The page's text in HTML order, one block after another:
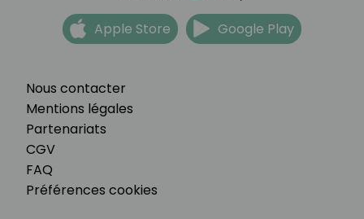
Nous contacter
Mentions légales
Partenariats
CGV
FAQ
Préférences cookies
Apple Store Google Play